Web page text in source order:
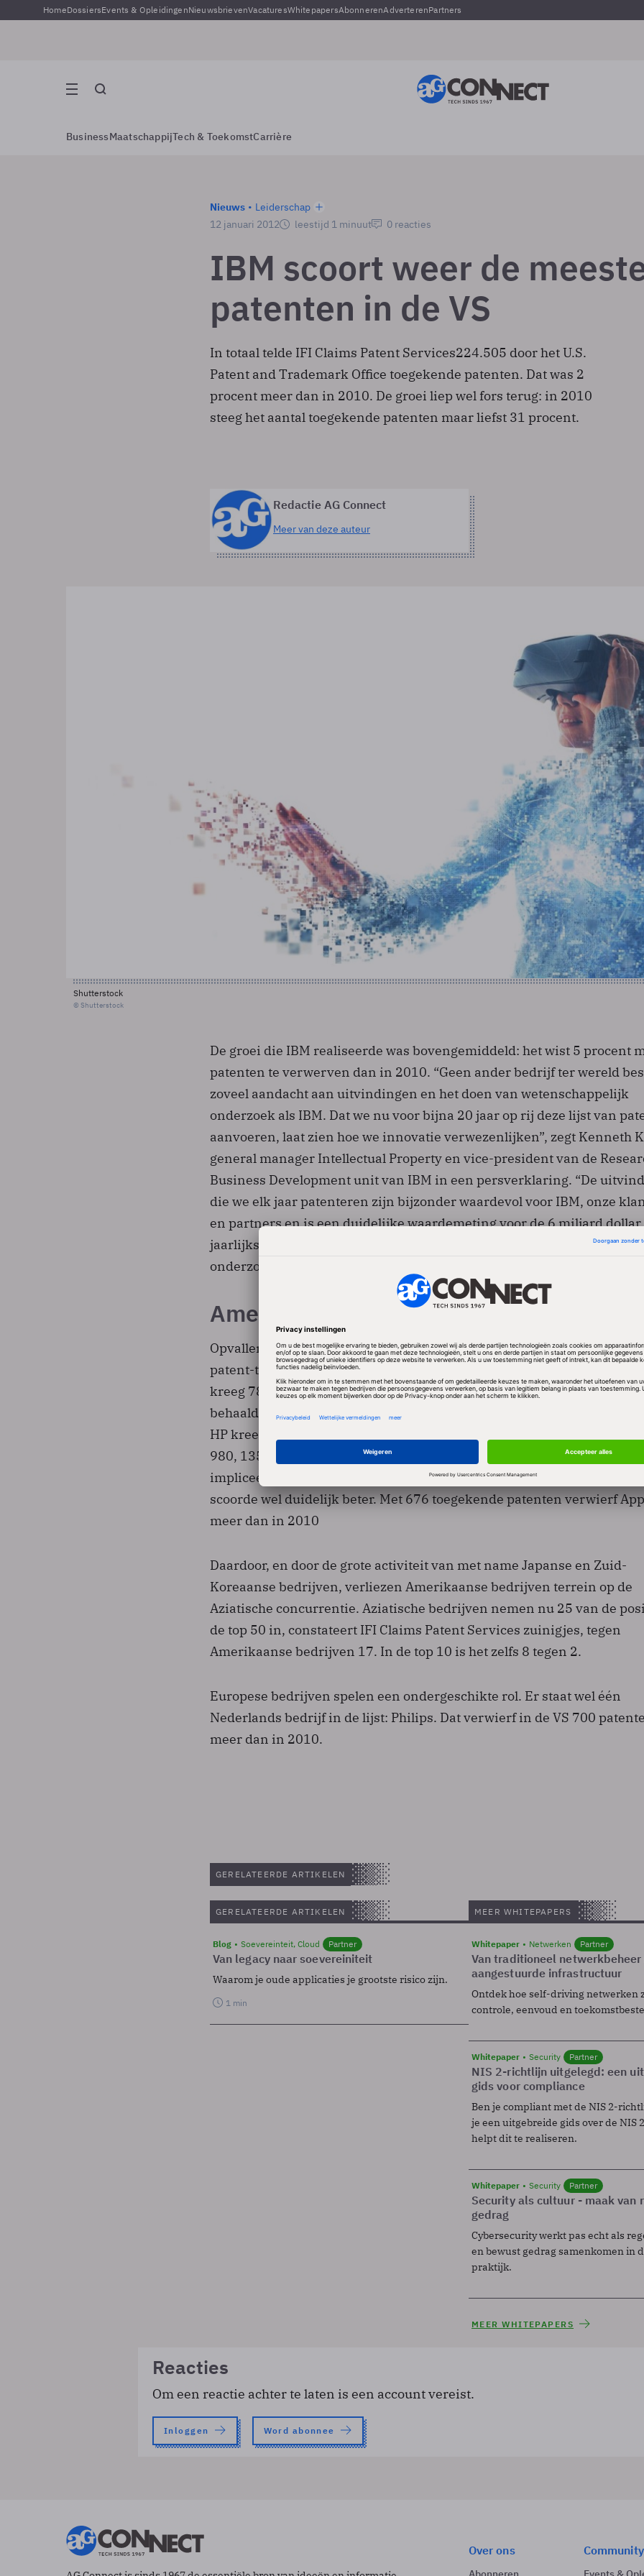
HomeDossiersEvents & OpleidingenNieuwsbrievenVacaturesWhitepapersAbonnerenAdverterenPartners
BusinessMaatschappijTech & ToekomstCarrière
Nieuws
Leiderschap
12 januari 2012
leestijd 1 minuut 0 reacties
IBM scoort weer de
patenten in de VS
In totaal telde IFI Claims Patent Services224.505 door het U.S.
Patent and Trademark Office toegekende patenten. Dat was 2
procent meer dan in 2010. De groei liep wel fors terug: in 2010
steeg het aantal toegekende patenten maar liefst 31 procent.
Redactie AG Connect
Meer van deze auteur
Shutterstock
© Shutterstock
De groei die IBM realiseerde was bovengemiddeld: het wist 5 procent
patenten te verwerven dan in 2010. “Geen ander bedrijf ter wereld
zoveel aandacht aan uitvindingen en het doen van wetenschappelijk
onderzoek als IBM. Dat we nu voor bijna 20 jaar op rij deze lijst van
aanvoeren, laat zien hoe we innovatie verwezenlijken”, zegt Kenneth
general manager Intellectual Property en vice-president van de
Business Development unit van IBM in een persverklaring. “De
die we elk jaar patenteren zijn bijzonder waardevol voor IBM, onze
en partners en is een duidelijke waardemeting voor de 6 miljard dollar
jaarlijks aan Research & Ontwikkeling besteden.” IBM heeft meer dan
onderzoekers aan het werk.
Amerikaanse IT-bedrijven scoren
Opvallend is dat een aantal vooraanstaande Amerikaanse IT-
patent-top 50 in 2011 minder patenten scoorden dan in 2010. Microsoft
kreeg 783 patenten minder toegekend, en bleef steken op 2311 stuks.
behaalde 409 patenten minder dan in 2010, en kreeg er nu 1244
HP kreeg met 1308 patenten 172 minder dan in 2010. Cisco bleef
980, 135 minder dan in 2010. En Oracle verdween uit de top 50, wat
impliceert dat het ten minste 123 patenten minder kreeg dan in 2010.
scoorde wel duidelijk beter. Met 676 toegekende patenten verwierf
meer dan in 2010
Daardoor, en door de grote activiteit van met name Japanse en Zuid-
Koreaanse bedrijven, verliezen Amerikaanse bedrijven terrein op de
Aziatische concurrentie. Aziatische bedrijven nemen nu 25 van de
de top 50 in, constateert IFI Claims Patent Services zuinigjes, tegen
Amerikaanse bedrijven 17. In de top 10 is het zelfs 8 tegen 2.
Europese bedrijven spelen een ondergeschikte rol. Er staat wel één
Nederlands bedrijf in de lijst: Philips. Dat verwierf in de VS 700
meer dan in 2010.
GERELATEERDE ARTIKELEN
GERELATEERDE ARTIKELEN
Blog Soevereinteit, Cloud Partner
Van legacy naar soevereiniteit
Waarom je oude applicaties je grootste risico zijn.
1 min
MEER WHITEPAPERS
Whitepaper Netwerken Partner
Van traditioneel netwerkbeheer
aangestuurde infrastructuur
Ontdek hoe self-driving netwerken
controle, eenvoud en
Whitepaper Security Partner
NIS 2-richtlijn uitgelegd: een
gids voor compliance
Ben je compliant met de NIS 2-
je een uitgebreide gids over de NIS
helpt dit te realiseren.
Whitepaper Security Partner
Security als cultuur - maak van
gedrag
Cybersecurity werkt pas echt als
en bewust gedrag samenkomen in
praktijk.
MEER WHITEPAPERS
Reacties
Om een reactie achter te laten is een account vereist.
Inloggen Word abonnee
Over ons Community